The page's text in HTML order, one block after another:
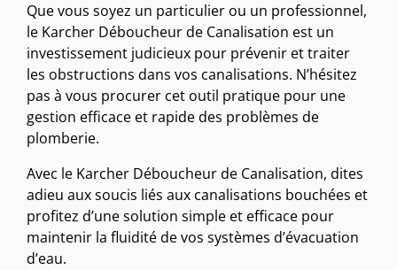
Que vous soyez un particulier ou un professionnel,
le Karcher Déboucheur de Canalisation est un
investissement judicieux pour prévenir et traiter
les obstructions dans vos canalisations. N’hésitez
pas à vous procurer cet outil pratique pour une
gestion efficace et rapide des problèmes de
plomberie.
Avec le Karcher Déboucheur de Canalisation, dites
adieu aux soucis liés aux canalisations bouchées et
profitez d’une solution simple et efficace pour
maintenir la fluidité de vos systèmes d’évacuation
d’eau.